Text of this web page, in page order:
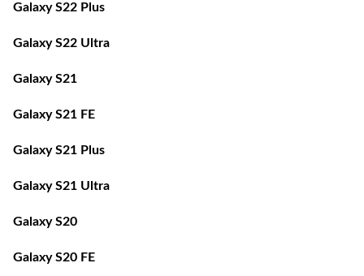
Galaxy S22 Plus
Galaxy S22 Ultra
Galaxy S21
Galaxy S21 FE
Galaxy S21 Plus
Galaxy S21 Ultra
Galaxy S20
Galaxy S20 FE